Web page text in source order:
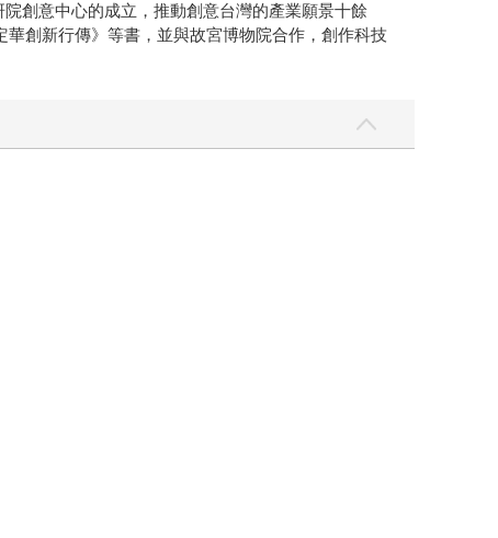
創意中心的成立，推動創意台灣的產業願景十餘
創新行傳》等書，並與故宮博物院合作，創作科技